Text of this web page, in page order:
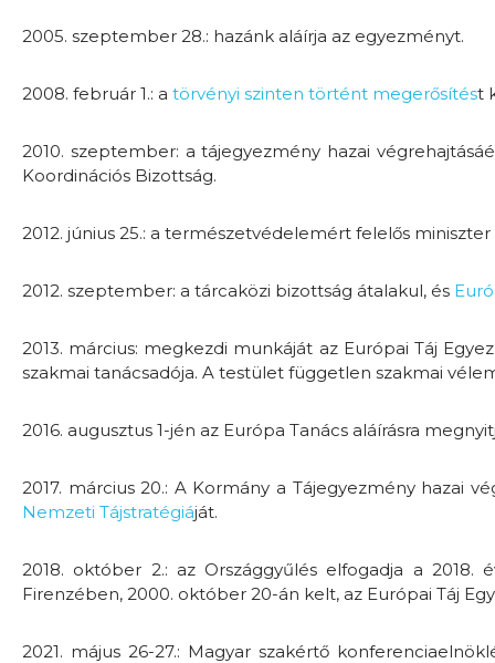
2005. szeptember 28.: hazánk aláírja az egyezményt.
2008. február 1.: a törvényi szinten történt megerősítést
2010. szeptember: a tájegyezmény hazai
Koordinációs Bizottság.
2012. június 25.: a természetvédelemért felelős
2012. szeptember: a tárcaközi bizottság átalakul, és
2013. március: megkezdi munkáját az Európai Táj
szakmai tanácsadója. A testület független szakmai
2016. augusztus 1-jén az Európa Tanács aláírásra
2017. március 20.: A Kormány a Tájegyezmény hazai
Nemzeti Tájstratégiáját.
2018. október 2.: az Országgyűlés elfogadja a
Firenzében, 2000. október 20-án kelt, az Európai Táj
2021. május 26-27.: Magyar szakértő